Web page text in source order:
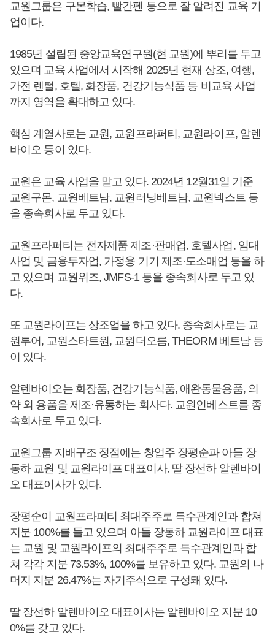
교원그룹은 구몬학습, 빨간펜 등으로 잘 알려진 교육 기
업이다.
1985년 설립된 중앙교육연구원(현 교원)에 뿌리를 두고
있으며 교육 사업에서 시작해 2025년 현재 상조, 여행,
가전 렌털, 호텔, 화장품, 건강기능식품 등 비교육 사업
까지 영역을 확대하고 있다.
핵심 계열사로는 교원, 교원프라퍼티, 교원라이프, 알렌
바이오 등이 있다.
교원은 교육 사업을 맡고 있다. 2024년 12월31일 기준
교원구몬, 교원베트남, 교원러닝베트남, 교원넥스트 등
을 종속회사로 두고 있다.
교원프라퍼티는 전자제품 제조·판매업, 호텔사업, 임대
사업 및 금융투자업, 가정용 기기 제조·도소매업 등을 하
고 있으며 교원위즈, JMFS-1 등을 종속회사로 두고 있
다.
또 교원라이프는 상조업을 하고 있다. 종속회사로는 교
원투어, 교원스타트원, 교원더오름, THEORM 베트남 등
이 있다.
알렌바이오는 화장품, 건강기능식품, 애완동물용품, 의
약 외 용품을 제조·유통하는 회사다. 교원인베스트를 종
속회사로 두고 있다.
교원그룹 지배구조 정점에는 창업주 장평순과 아들 장
동하 교원 및 교원라이프 대표이사, 딸 장선하 알렌바이
오 대표이사가 있다.
장평순이 교원프라퍼티 최대주주로 특수관계인과 합쳐
지분 100%를 들고 있으며 아들 장동하 교원라이프 대표
는 교원 및 교원라이프의 최대주주로 특수관계인과 합
쳐 각각 지분 73.53%, 100%를 보유하고 있다. 교원의 나
머지 지분 26.47%는 자기주식으로 구성돼 있다.
딸 장선하 알렌바이오 대표이사는 알렌바이오 지분 10
0%를 갖고 있다.